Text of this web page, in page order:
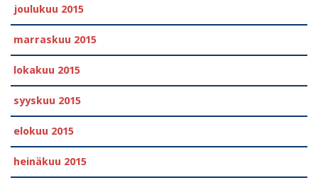
joulukuu 2015
marraskuu 2015
lokakuu 2015
syyskuu 2015
elokuu 2015
heinäkuu 2015